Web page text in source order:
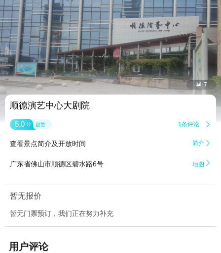
 7
顺德演艺中心大剧院
5.0 分 超赞 1条评论 
查看景点简介及开放时间 简介 
广东省佛山市顺德区碧水路6号 地图 
暂无报价
暂无门票预订，我们正在努力补充
用户评论
